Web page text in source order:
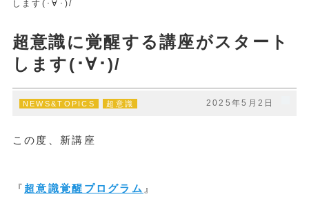
お客様の声
オンラインサロン
します(･∀･)/
超意識に覚醒する講座がスタート
します(･∀･)/
NEWS&TOPICS 超意識 2025年5月2日
この度、新講座
『 超意識覚醒プログラム 』